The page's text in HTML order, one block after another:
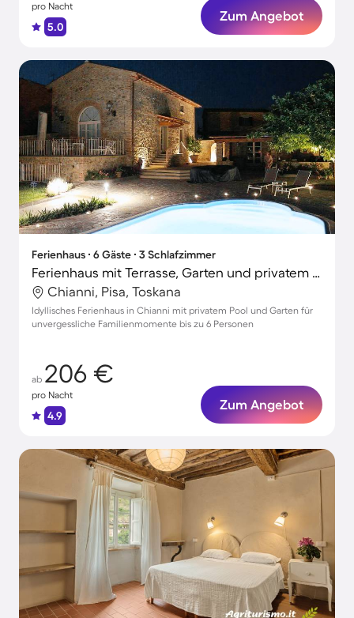
pro Nacht
5.0
Zum Angebot
Ferienhaus ∙ 6 Gäste ∙ 3 Schlafzimmer
Ferienhaus mit Terrasse, Garten und privatem Pool | Naturblick
Chianni, Pisa, Toskana
Idyllisches Ferienhaus in Chianni mit privatem Pool und Garten für
unvergessliche Familienmomente bis zu 6 Personen
ab 206 €
pro Nacht
4.9
Zum Angebot